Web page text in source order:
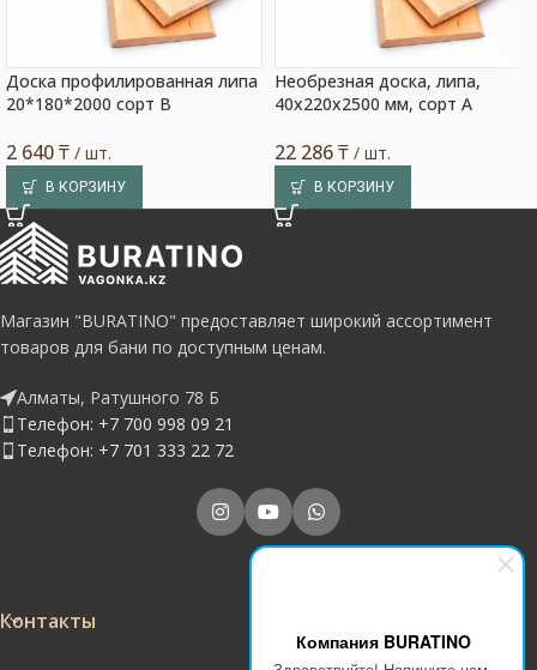
Компания BURATINO
Доска профилированная липа
20*180*2000 сорт В
2 640₸ / шт.
В КОРЗИНУ
Необрезная доска, липа,
40x220x2500 мм, сорт A
22 286₸ / шт.
В КОРЗИНУ
Магазин "BURATINO" предоставляет широкий ассортимент
товаров для бани по доступным ценам.
Алматы, Ратушного 78 Б
Телефон: +7 700 998 09 21
Телефон: +7 701 333 22 72
Контакты